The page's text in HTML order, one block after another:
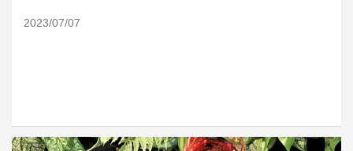
2023/07/07